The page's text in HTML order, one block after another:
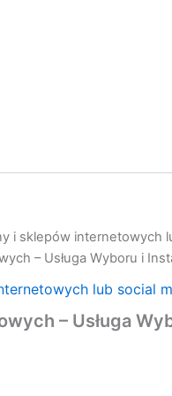
i sklepów internetowych
– Usługa Wyboru i
lub social
– Usługa